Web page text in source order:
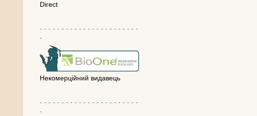
Direct
- - - - - - - - - - - - - - - - - - - - - - -
-
Некомерційний видавець
- - - - - - - - - - - - - - - - - - - - - - -
-